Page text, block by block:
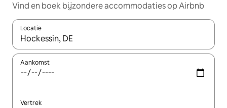
Vind en boek bijzondere accommodaties op Airbnb
Locatie
Wanneer er resultaten beschikbaar zijn, maak je een keuze
Aankomst
Vertrek